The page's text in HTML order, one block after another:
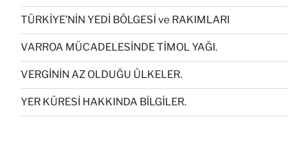
TÜRKİYE’NİN YEDİ BÖLGESİ ve RAKIMLARI
VARROA MÜCADELESİNDE TİMOL YAĞI.
VERGİNİN AZ OLDUĞU ÜLKELER.
YER KÜRESİ HAKKINDA BİLGİLER.